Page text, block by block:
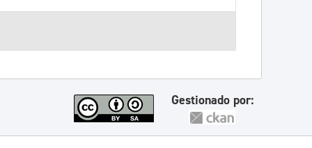
Gestionado por: